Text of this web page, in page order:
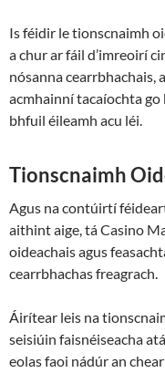
Is féidir le tionscnaimh
a chur ar fáil d’imreoirí
nósanna cearrbhachais,
acmhainní tacaíochta
bhfuil éileamh acu léi.
Tionscnaimh
Agus na contúirtí
aithint aige, tá Casino
oideachais agus
cearrbhachas freagrach.
Áirítear leis na
seisiúin faisnéiseacha
eolas faoi nádúr an